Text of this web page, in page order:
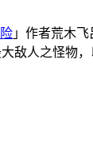
」作者荒木
敌人之怪物